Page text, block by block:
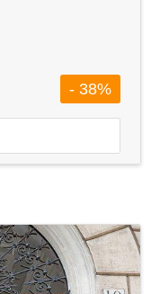
- 38%